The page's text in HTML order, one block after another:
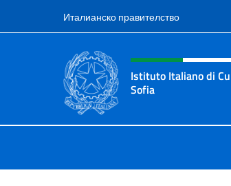
Италианско правителство
Intestazione sito,
Istituto Italiano di
Sofia